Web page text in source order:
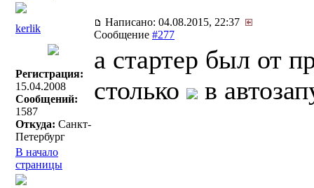
kerlik
Написано: 04.08.2015, 22:37
Сообщение #277
Регистрация:
15.04.2008
Сообщений:
1587
Откуда: Санкт-
Петербург
а стартер был от
столько
в
В начало
страницы